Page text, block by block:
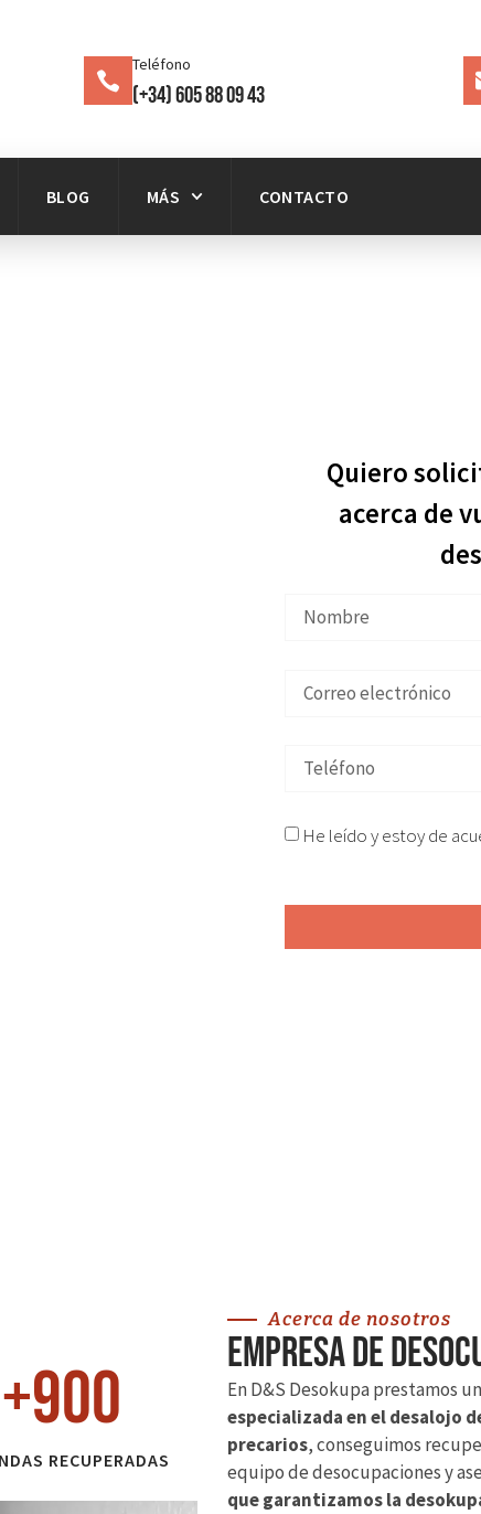
Teléfono
(+34) 605 88 09 43
BLOG MÁS CONTACTO
Quiero
acerca de
He leído y estoy de
RECUPERADAS
+900
Acerca de nosotros
Empresa de
En D&S Desokupa prestamos
especializada en el desalojo
precarios, conseguimos
equipo de desocupaciones y
que garantizamos la